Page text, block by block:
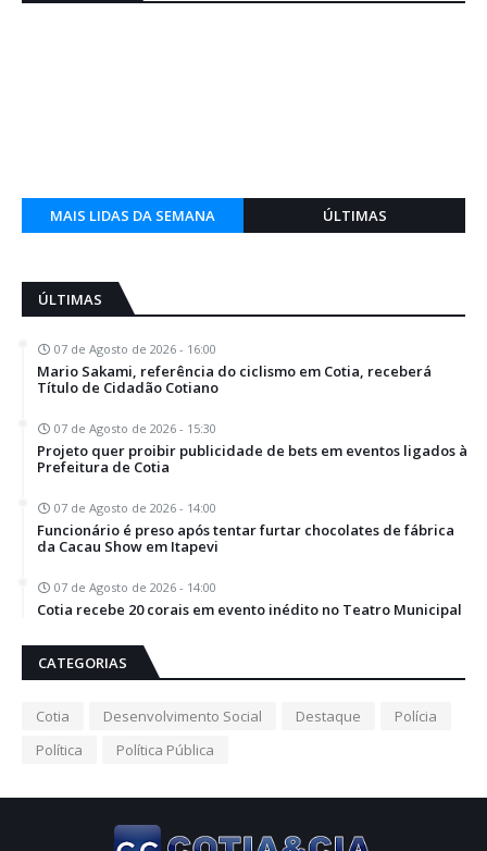
MAIS LIDAS DA SEMANA ÚLTIMAS
ÚLTIMAS
07 de Agosto de 2026 - 16:00
Mario Sakami, referência do ciclismo em Cotia, receberá
Título de Cidadão Cotiano
07 de Agosto de 2026 - 15:30
Projeto quer proibir publicidade de bets em eventos ligados à
Prefeitura de Cotia
07 de Agosto de 2026 - 14:00
Funcionário é preso após tentar furtar chocolates de fábrica
da Cacau Show em Itapevi
07 de Agosto de 2026 - 14:00
Cotia recebe 20 corais em evento inédito no Teatro Municipal
CATEGORIAS
Cotia Desenvolvimento Social Destaque
Polícia
Política
Política Pública